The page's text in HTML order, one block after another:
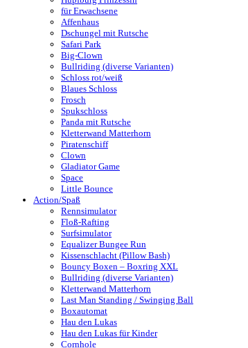
für Erwachsene
Affenhaus
Dschungel mit Rutsche
Safari Park
Big-Clown
Bullriding (diverse Varianten)
Schloss rot/weiß
Blaues Schloss
Frosch
Spukschloss
Panda mit Rutsche
Kletterwand Matterhorn
Piratenschiff
Clown
Gladiator Game
Space
Little Bounce
Action/Spaß
Rennsimulator
Floß-Rafting
Surfsimulator
Equalizer Bungee Run
Kissenschlacht (Pillow Bash)
Bouncy Boxen – Boxring XXL
Bullriding (diverse Varianten)
Kletterwand Matterhorn
Last Man Standing / Swinging Ball
Boxautomat
Hau den Lukas
Hau den Lukas für Kinder
Cornhole